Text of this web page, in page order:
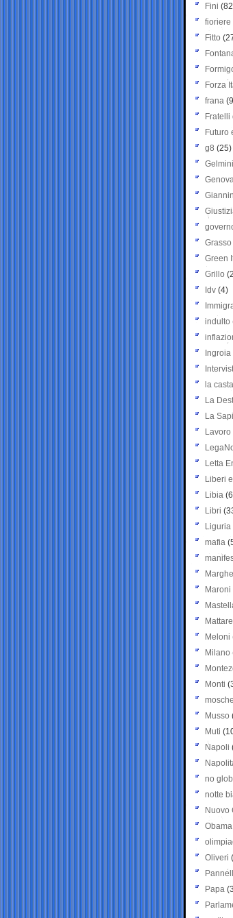
Fini
fioriere
Fitto
Forza
frana
Fratelli
Futuro
g8 (25)
Gelmini
Grasso
Green
Grillo
Idv (4)
indulto
Ingroia
la casta
La
La
Lavoro
Letta
Liberi
Libia
Libri
Liguria
mafia
Maroni
Meloni
Milano
Monti
Musso
Muti
Napoli
no
notte
Nuovo
Obama
Oliveri
Papa